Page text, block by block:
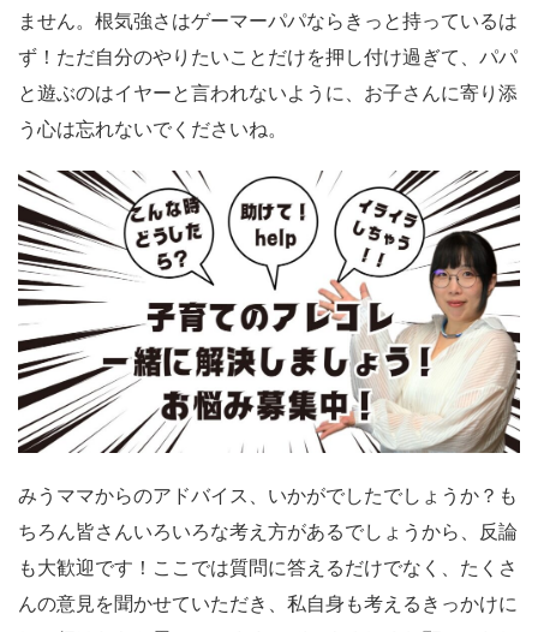
ません。根気強さはゲーマーパパならきっと持っているは
ず！ただ自分のやりたいことだけを押し付け過ぎて、パパ
と遊ぶのはイヤーと言われないように、お子さんに寄り添
う心は忘れないでくださいね。
みうママからのアドバイス、いかがでしたでしょうか？も
ちろん皆さんいろいろな考え方があるでしょうから、反論
も大歓迎です！ここでは質問に答えるだけでなく、たくさ
んの意見を聞かせていただき、私自身も考えるきっかけに